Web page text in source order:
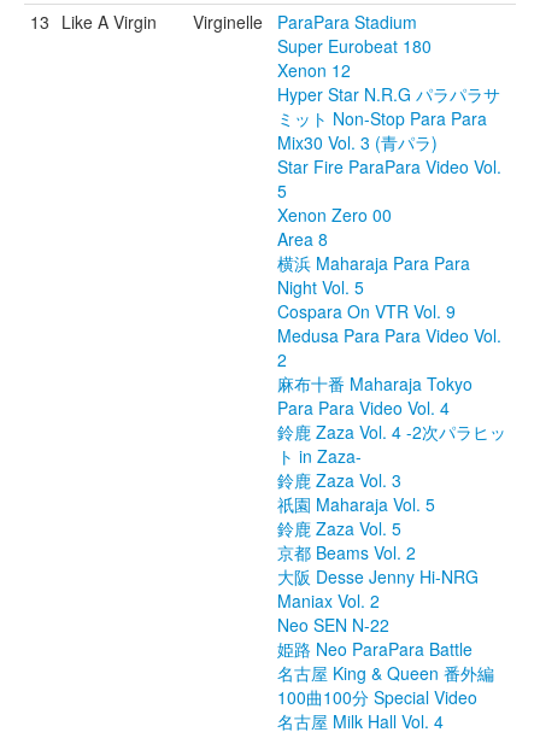
13 Like A Virgin Virginelle
ParaPara Stadium
Super Eurobeat 180
Xenon 12
Hyper Star N.R.G パラパラサ
ミット Non-Stop Para Para
Mix30 Vol. 3 (青パラ)
Star Fire ParaPara Video Vol.
5
Xenon Zero 00
Area 8
横浜 Maharaja Para Para
Night Vol. 5
Cospara On VTR Vol. 9
Medusa Para Para Video Vol.
2
麻布十番 Maharaja Tokyo
Para Para Video Vol. 4
鈴鹿 Zaza Vol. 4 -2次パラヒッ
ト in Zaza-
鈴鹿 Zaza Vol. 3
祇園 Maharaja Vol. 5
鈴鹿 Zaza Vol. 5
京都 Beams Vol. 2
大阪 Desse Jenny Hi-NRG
Maniax Vol. 2
Neo SEN N-22
姫路 Neo ParaPara Battle
名古屋 King & Queen 番外編
100曲100分 Special Video
名古屋 Milk Hall Vol. 4